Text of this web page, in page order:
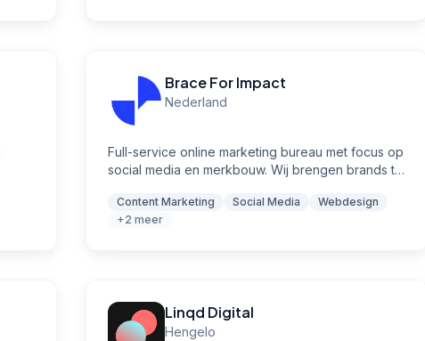
Brace For Impact
Nederland
Full-service online marketing bureau met focus op
social media en merkbouw. Wij brengen brands to
Content Marketing Social Media
Webdesign
+2 meer
Linqd Digital
Hengelo